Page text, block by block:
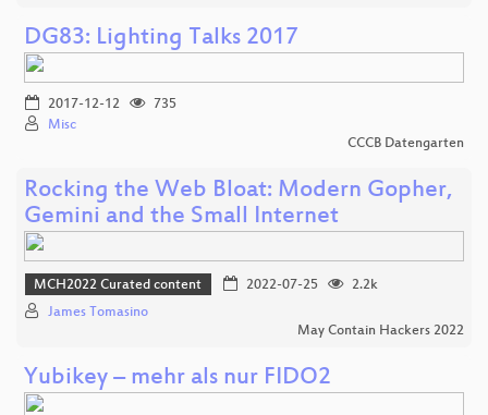
DG83: Lighting Talks 2017
2017-12-12
735
Misc
CCCB Datengarten
Rocking the Web Bloat: Modern Gopher,
Gemini and the Small Internet
MCH2022 Curated content 2022-07-25
2.2k
James Tomasino
May Contain Hackers 2022
Yubikey – mehr als nur FIDO2